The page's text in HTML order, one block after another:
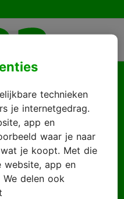
je KPN
technieken
je internetgedrag.
app en
waar je naar
je koopt. Met die
website, app en
delen ook